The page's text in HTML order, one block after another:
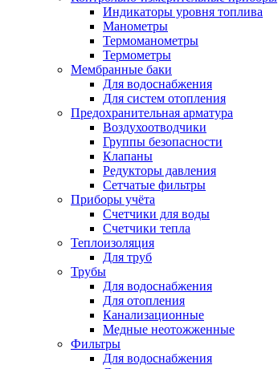
Индикаторы уровня топлива
Манометры
Термоманометры
Термометры
Мембранные баки
Для водоснабжения
Для систем отопления
Предохранительная арматура
Воздухоотводчики
Группы безопасности
Клапаны
Редукторы давления
Сетчатые фильтры
Приборы учёта
Счетчики для воды
Счетчики тепла
Теплоизоляция
Для труб
Трубы
Для водоснабжения
Для отопления
Канализационные
Медные неотожженные
Фильтры
Для водоснабжения